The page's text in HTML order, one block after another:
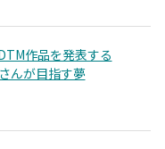
作品を発表する
んが目指す夢